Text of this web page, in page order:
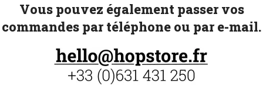
Vous pouvez également passer vos
commandes par téléphone ou par e-mail.